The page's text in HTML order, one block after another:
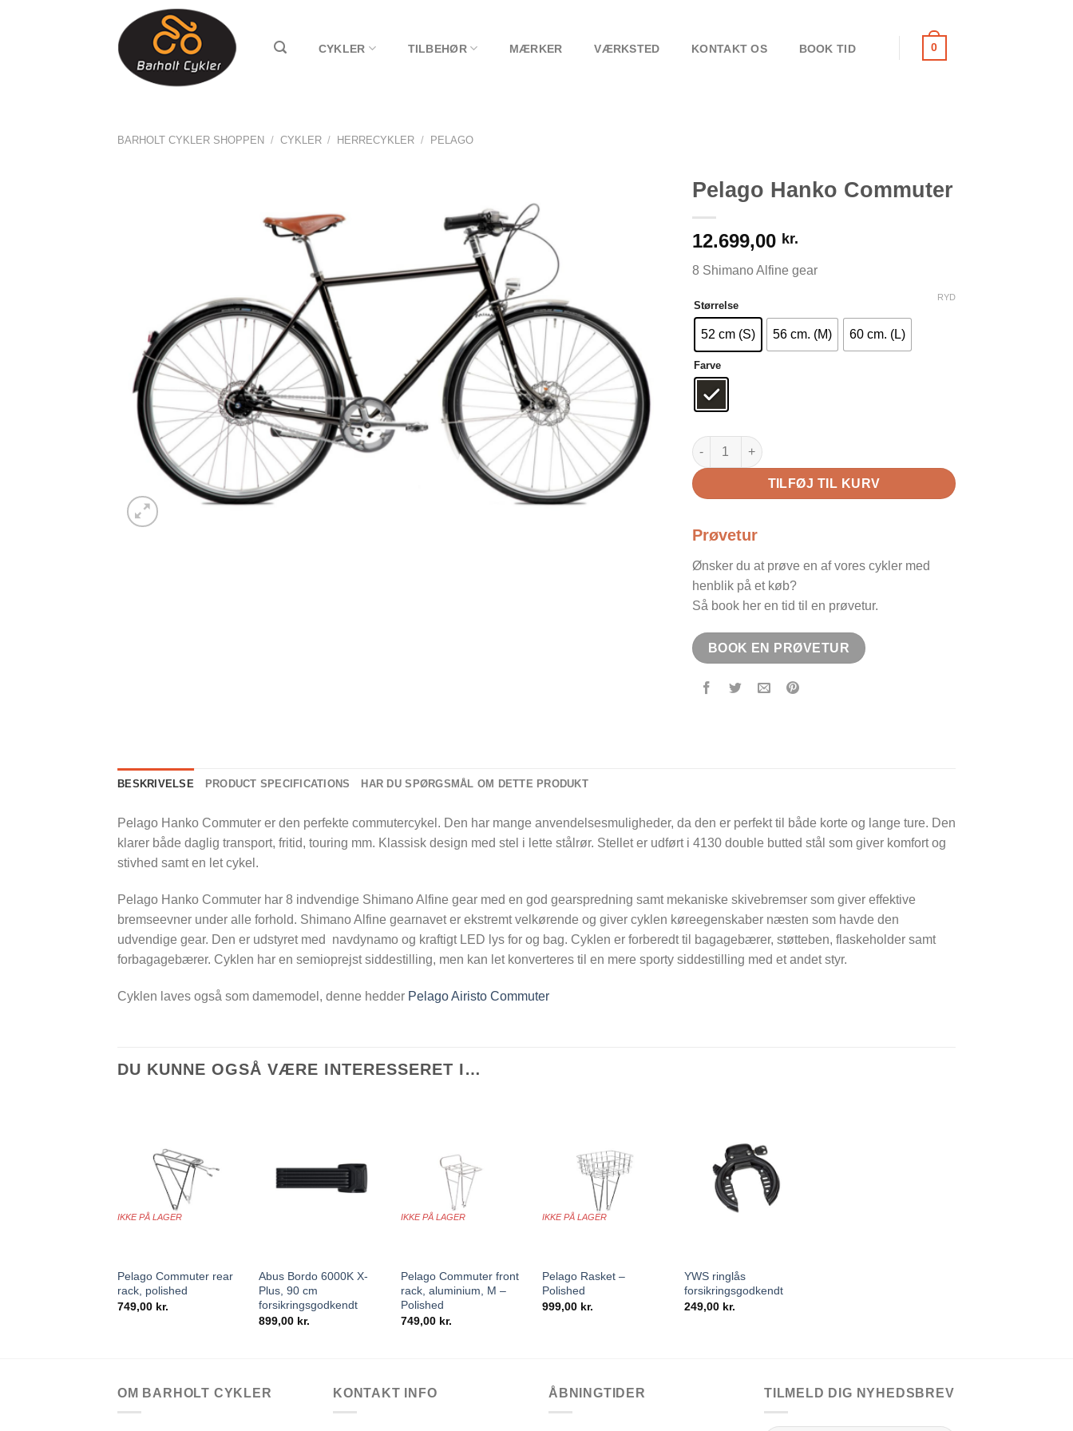
CYKLER TILBEHØR MÆRKER VÆRKSTED KONTAKT OS BOOK TID 0
BARHOLT CYKLER SHOPPEN / CYKLER / HERRECYKLER / PELAGO
Pelago Hanko Commuter
12.699,00 kr.
8 Shimano Alfine gear
Størrelse
52 cm (S) 56 cm. (M) 60 cm. (L)
Farve
RYD
Pelago Hanko Commuter antal
TILFØJ TIL KURV
Prøvetur
Ønsker du at prøve en af vores cykler med
henblik på et køb?
Så book her en tid til en prøvetur.
BOOK EN PRØVETUR
BESKRIVELSE PRODUCT SPECIFICATIONS HAR DU SPØRGSMÅL OM DETTE PRODUKT
Pelago Hanko Commuter er den perfekte commutercykel. Den har mange anvendelsesmuligheder, da den er perfekt til både korte og lange ture. Den
klarer både daglig transport, fritid, touring mm. Klassisk design med stel i lette stålrør. Stellet er udført i 4130 double butted stål som giver komfort og
stivhed samt en let cykel.
Pelago Hanko Commuter har 8 indvendige Shimano Alfine gear med en god gearspredning samt mekaniske skivebremser som giver effektive
bremseevner under alle forhold. Shimano Alfine gearnavet er ekstremt velkørende og giver cyklen køreegenskaber næsten som havde den
udvendige gear. Den er udstyret med navdynamo og kraftigt LED lys for og bag. Cyklen er forberedt til bagagebærer, støtteben, flaskeholder samt
forbagagebærer. Cyklen har en semioprejst siddestilling, men kan let konverteres til en mere sporty siddestilling med et andet styr.
Cyklen laves også som damemodel, denne hedder Pelago Airisto Commuter
DU KUNNE OGSÅ VÆRE INTERESSERET I…
IKKE PÅ LAGER
Pelago Commuter rear
rack, polished
749,00 kr.
Abus Bordo 6000K X-
Plus, 90 cm
forsikringsgodkendt
899,00 kr.
IKKE PÅ LAGER
Pelago Commuter front
rack, aluminium, M –
Polished
749,00 kr.
IKKE PÅ LAGER
Pelago Rasket –
Polished
999,00 kr.
YWS ringlås
forsikringsgodkendt
249,00 kr.
OM BARHOLT CYKLER KONTAKT INFO ÅBNINGTIDER TILMELD DIG NYHEDSBREV